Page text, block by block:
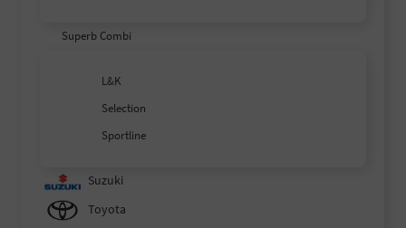
Superb Combi
L&K
Selection
Sportline
Suzuki
Toyota